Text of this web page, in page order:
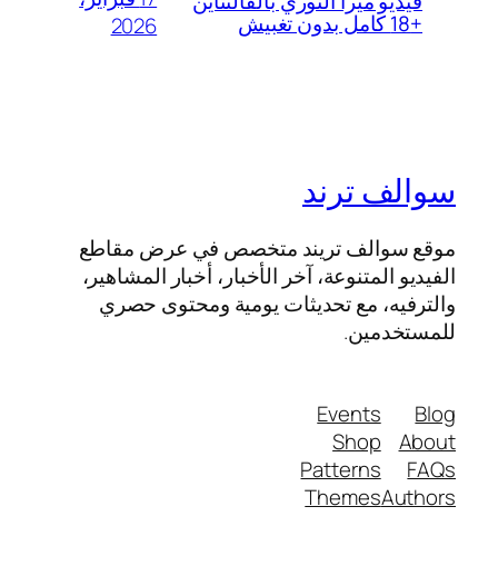
+18 كامل بدون تغبيش
2026
سوالف ترند
موقع سوالف تريند متخصص في عرض مقاطع
الفيديو المتنوعة، آخر الأخبار، أخبار المشاهير،
والترفيه، مع تحديثات يومية ومحتوى حصري
للمستخدمين.
Blog
About
FAQs
Authors
Events
Shop
Patterns
Themes